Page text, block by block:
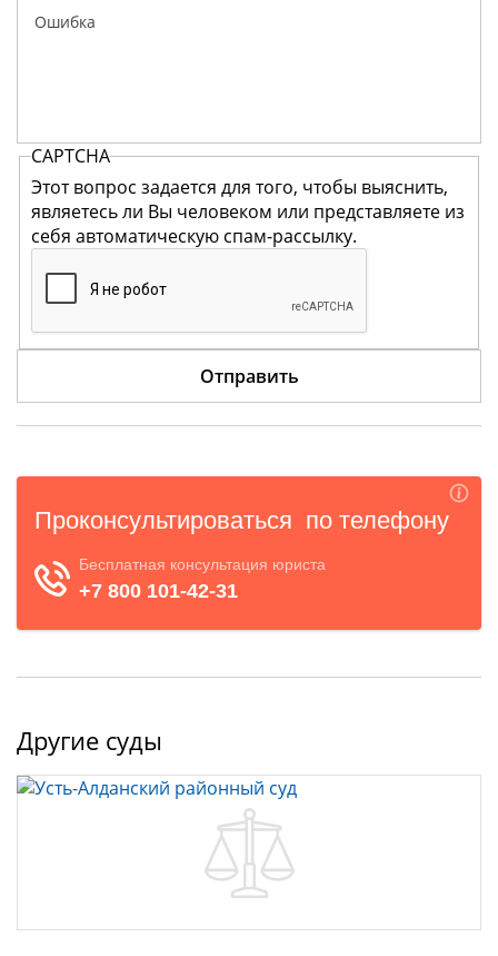
CAPTCHA
Этот вопрос задается для того, чтобы выяснить,
являетесь ли Вы человеком или представляете из
себя автоматическую спам-рассылку.
Другие суды